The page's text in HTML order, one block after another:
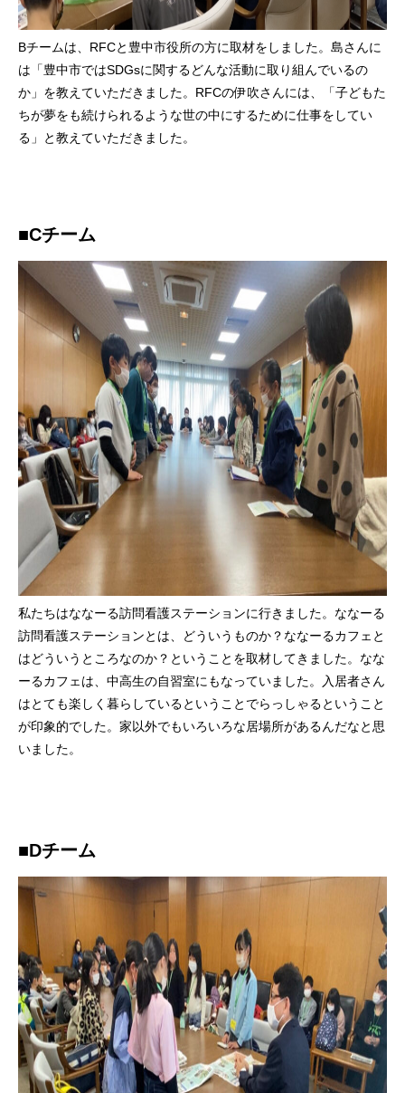
Bチームは、RFCと豊中市役所の方に取材をしました。島さんに
は「豊中市ではSDGsに関するどんな活動に取り組んでいるの
か」を教えていただきました。RFCの伊吹さんには、「子どもた
ちが夢をも続けられるような世の中にするために仕事をしてい
る」と教えていただきました。
■Cチーム
私たちはななーる訪問看護ステーションに行きました。ななーる
訪問看護ステーションとは、どういうものか？ななーるカフェと
はどういうところなのか？ということを取材してきました。なな
ーるカフェは、中高生の自習室にもなっていました。入居者さん
はとても楽しく暮らしているということでらっしゃるということ
が印象的でした。家以外でもいろいろな居場所があるんだなと思
いました。
■Dチーム